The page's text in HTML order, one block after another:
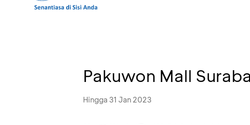
Pakuwon Mall
Hingga 31 Jan 2023